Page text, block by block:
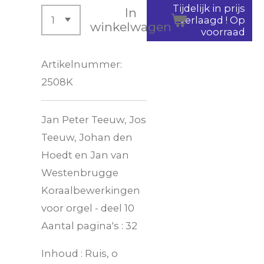
Tijdelijk in prijs
verlaagd ! Op
voorraad
In
winkelwagen
Artikelnummer:
2508K
Jan Peter Teeuw, Jos
Teeuw, Johan den
Hoedt en Jan van
Westenbrugge
Koraalbewerkingen
voor orgel - deel 10
Aantal pagina's : 32
Inhoud : Ruis, o